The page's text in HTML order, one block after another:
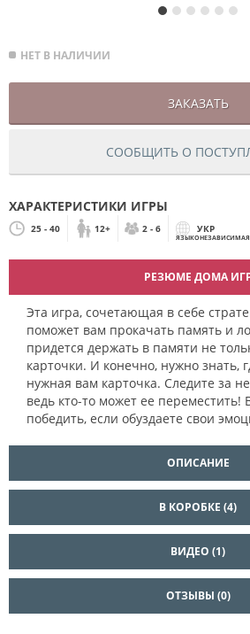
НЕТ В НАЛИЧИИ
ЗАКАЗАТЬ
СООБЩИТЬ О
ХАРАКТЕРИСТИКИ ИГРЫ
25 - 40 12+ 2 - 6 УКР
ЯЗЫКОНЕЗАВИСИМАЯ
РЕЗЮМЕ ДОМА
Эта игра, сочетающая в себе
поможет вам прокачать память и
придется держать в памяти не
карточки. И конечно, нужно знать,
нужная вам карточка. Следите за
ведь кто-то может ее переместить!
победить, если обуздаете свои
ОПИСАНИЕ
В КОРОБКЕ (4)
ВИДЕО (1)
ОТЗЫВЫ (0)